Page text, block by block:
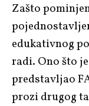
Zašto
edukativnog
radi. Ono što
predstavljao
prozi drugog